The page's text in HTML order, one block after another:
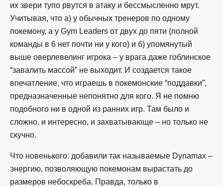
их звери тупо рвутся в атаку и бессмысленно мрут.
Учитывая, что а) у обычных тренеров по одному
покемону, а у Gym Leaders от двух до пяти (полной
команды в 6 нет почти ни у кого) и б) упомянутый
выше оверлевелинг игрока – у врага даже гоблинское
“завалить массой” не выходит. И создается такое
впечатление, что играешь в покемонские “поддавки”,
предназначенные непонятно для кого. Я не помню
подобного ни в одной из ранних игр. Там было и
сложно, и интересно, и захватывающе – но только не
скучно.
Что новенького: добавили так называемые Dynamax –
энергию, позволяющую покемонам вырастать до
размеров небоскреба. Правда, только в